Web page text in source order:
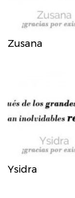
Zusana
Ysidra